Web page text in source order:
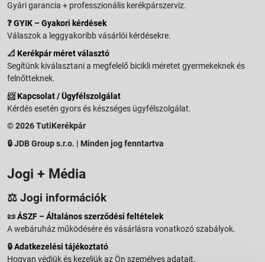
Gyári garancia + professzionális kerékpárszerviz.
❓GYIK – Gyakori kérdések
Válaszok a leggyakoribb vásárlói kérdésekre.
📐 Kerékpár méret választó
Segítünk kiválasztani a megfelelő bicikli méretet gyermekeknek és
felnőtteknek.
📨Kapcsolat / Ügyfélszolgálat
Kérdés esetén gyors és készséges ügyfélszolgálat.
© 2026 TutiKerékpár
🔒 JDB Group s.r.o. | Minden jog fenntartva
Jogi + Média
⚖️ Jogi információk
📜ÁSZF – Általános szerződési feltételek
A webáruház működésére és vásárlásra vonatkozó szabályok.
🔒Adatkezelési tájékoztató
Hogyan védjük és kezeljük az Ön személyes adatait.